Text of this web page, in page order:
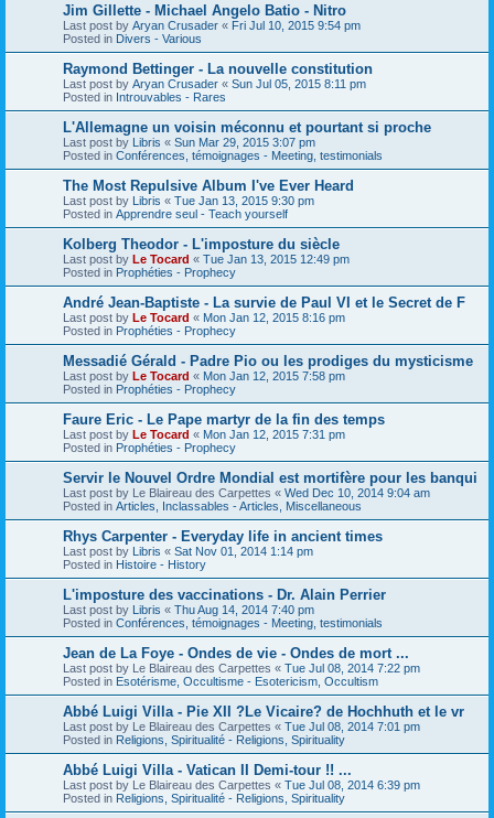
Jim Gillette - Michael Angelo Batio - Nitro
Last post by Aryan Crusader « Fri Jul 10, 2015 9:54 pm
Posted in Divers - Various
Raymond Bettinger - La nouvelle constitution
Last post by Aryan Crusader « Sun Jul 05, 2015 8:11 pm
Posted in Introuvables - Rares
L'Allemagne un voisin méconnu et pourtant si proche
Last post by Libris « Sun Mar 29, 2015 3:07 pm
Posted in Conférences, témoignages - Meeting, testimonials
The Most Repulsive Album I've Ever Heard
Last post by Libris « Tue Jan 13, 2015 9:30 pm
Posted in Apprendre seul - Teach yourself
Kolberg Theodor - L'imposture du siècle
Last post by Le Tocard « Tue Jan 13, 2015 12:49 pm
Posted in Prophéties - Prophecy
André Jean-Baptiste - La survie de Paul VI et le Secret de F
Last post by Le Tocard « Mon Jan 12, 2015 8:16 pm
Posted in Prophéties - Prophecy
Messadié Gérald - Padre Pio ou les prodiges du mysticisme
Last post by Le Tocard « Mon Jan 12, 2015 7:58 pm
Posted in Prophéties - Prophecy
Faure Eric - Le Pape martyr de la fin des temps
Last post by Le Tocard « Mon Jan 12, 2015 7:31 pm
Posted in Prophéties - Prophecy
Servir le Nouvel Ordre Mondial est mortifère pour les banqui
Last post by Le Blaireau des Carpettes « Wed Dec 10, 2014 9:04 am
Posted in Articles, Inclassables - Articles, Miscellaneous
Rhys Carpenter - Everyday life in ancient times
Last post by Libris « Sat Nov 01, 2014 1:14 pm
Posted in Histoire - History
L'imposture des vaccinations - Dr. Alain Perrier
Last post by Libris « Thu Aug 14, 2014 7:40 pm
Posted in Conférences, témoignages - Meeting, testimonials
Jean de La Foye - Ondes de vie - Ondes de mort ...
Last post by Le Blaireau des Carpettes « Tue Jul 08, 2014 7:22 pm
Posted in Esotérisme, Occultisme - Esotericism, Occultism
Abbé Luigi Villa - Pie XII ?Le Vicaire? de Hochhuth et le vr
Last post by Le Blaireau des Carpettes « Tue Jul 08, 2014 7:01 pm
Posted in Religions, Spiritualité - Religions, Spirituality
Abbé Luigi Villa - Vatican II Demi-tour !! ...
Last post by Le Blaireau des Carpettes « Tue Jul 08, 2014 6:39 pm
Posted in Religions, Spiritualité - Religions, Spirituality